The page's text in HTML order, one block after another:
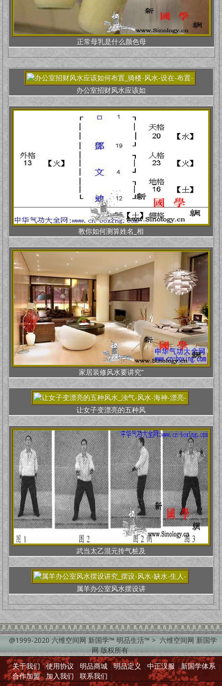
正常母乳是什么颜色母
办公室招财风水应该如
教你如何测算姓名_相
家居装修风水要讲究“
让女子变漂亮的五种风
武当太乙混元抟气桩及
属羊办公室风水摆设讲
@1999-2020 六维空间网 新国学™ 明品生活™ > 六维空间网 新国学
网 版权所有
关于我们|使用协议 | 明品商城 |明品定义 |中正汉服|新国学体系 |
合作加盟|加入我们 |联系我们 |